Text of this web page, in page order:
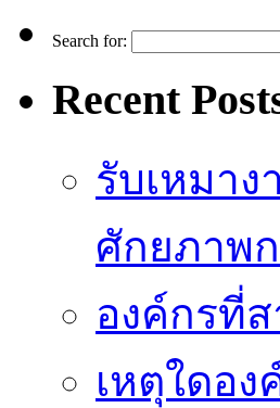
Search for:
Recent
รับเหมา
ศักยภาพ
องค์กรที่
เหตุใดอ